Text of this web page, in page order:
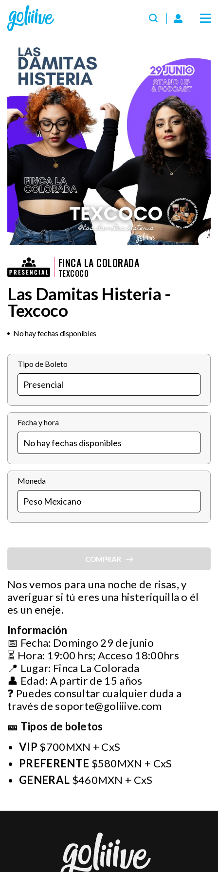
FINCA LA COLORADA
TEXCOCO
Las Damitas Histeria -
Texcoco
No hay fechas disponibles
Tipo de Boleto
Fecha y hora
Moneda
COMPRAR
Nos vemos para una noche de risas, y
averiguar si tú eres una histeriquilla o él
es un eneje.
Información
📅 Fecha: Domingo 29 de junio
⏳ Hora: 19:00 hrs; Acceso 18:00hrs
📍 Lugar: Finca La Colorada
👤 Edad: A partir de 15 años
❓ Puedes consultar cualquier duda a
través desoporte@goliiive.com
🎫 Tipos de boletos
VIP $700MXN + CxS
PREFERENTE $580MXN + CxS
GENERAL $460MXN + CxS